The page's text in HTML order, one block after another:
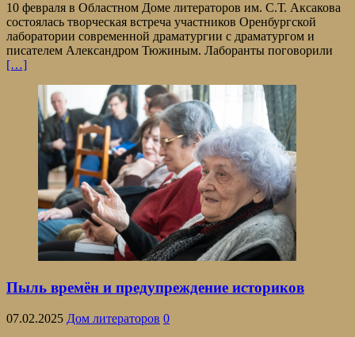
10 февраля в Областном Доме литераторов им. С.Т. Аксакова
состоялась творческая встреча участников Оренбургской
лаборатории современной драматургии с драматургом и
писателем Александром Тюжиным. Лаборанты поговорили
[…]
Пыль времён и предупреждение историков
07.02.2025 Дом литераторов 0